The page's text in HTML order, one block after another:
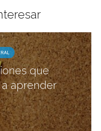
que
aprender